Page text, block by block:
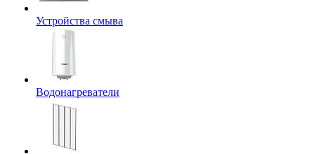
Устройства смыва
Водонагреватели